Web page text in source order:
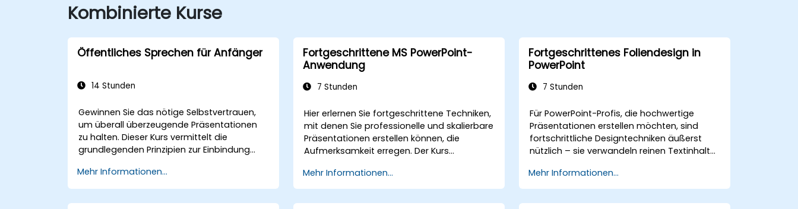
Kombinierte Kurse
Öffentliches Sprechen für Anfänger
14 Stunden
Gewinnen Sie das nötige Selbstvertrauen,
um überall überzeugende Präsentationen
zu halten. Dieser Kurs vermittelt die
grundlegenden Prinzipien zur Einbindung
sowie dazu, wie man Lampenfieber
überwindet – alles durch praktische
Mehr Informationen...
Fortgeschrittene MS PowerPoint-
Anwendung
7 Stunden
Hier erlernen Sie fortgeschrittene Techniken,
mit denen Sie professionelle und skalierbare
Präsentationen erstellen können, die
Aufmerksamkeit erregen. Der Kurs
Folien- sowie Handout-Masters, das
Erstellen eigener Vorlagen, die Nutzung von
SmartArt zur grafischen Darstellung
Mehr Informationen...
Fortgeschrittenes Foliendesign in
PowerPoint
7 Stunden
Für PowerPoint-Profis, die hochwertige
Präsentationen erstellen möchten, sind
fortschrittliche Designtechniken äußerst
nützlich – sie verwandeln reinen Textinhalt
diesem Kurs werden die grundlegenden
Prinzipien der Foliengestaltung behandelt,
ebenso die Erstellung von Diagrammen und
Mehr Informationen...